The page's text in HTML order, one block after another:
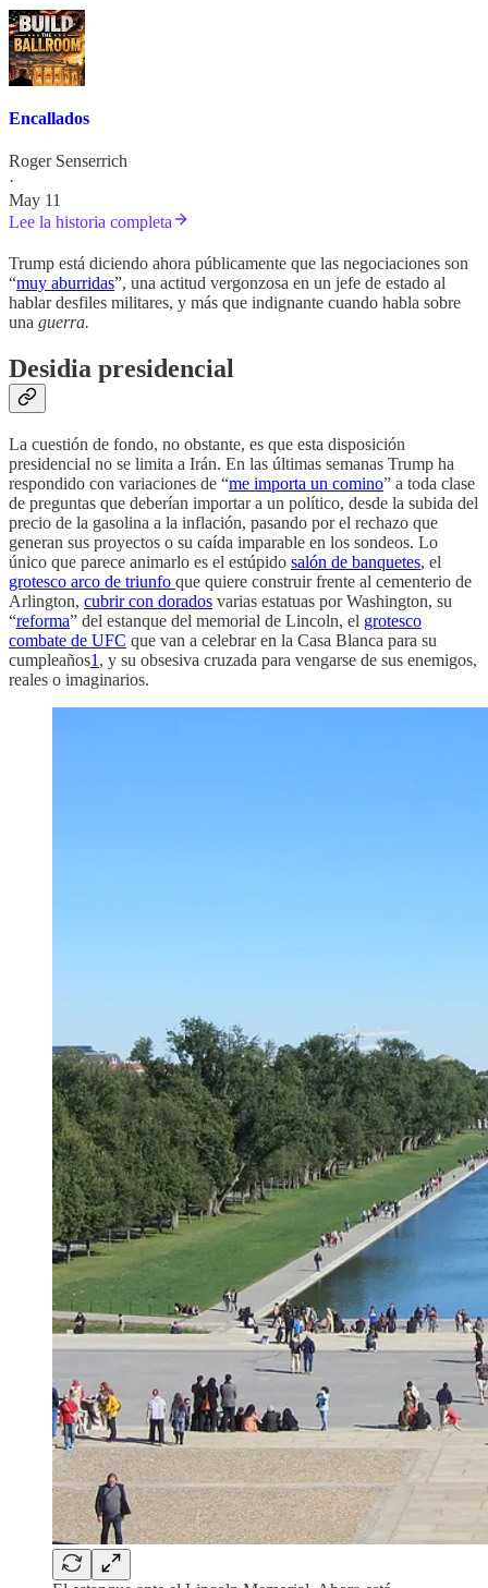
Encallados
Roger Senserrich
·
May 11
Lee la historia completa
Trump está diciendo ahora públicamente que las negociaciones son
“muy aburridas”, una actitud vergonzosa en un jefe de estado al
hablar desfiles militares, y más que indignante cuando habla sobre
una guerra.
Desidia presidencial
La cuestión de fondo, no obstante, es que esta disposición
presidencial no se limita a Irán. En las últimas semanas Trump ha
respondido con variaciones de “me importa un comino” a toda clase
de preguntas que deberían importar a un político, desde la subida del
precio de la gasolina a la inflación, pasando por el rechazo que
generan sus proyectos o su caída imparable en los sondeos. Lo
único que parece animarlo es el estúpido salón de banquetes, el
grotesco arco de triunfo que quiere construir frente al cementerio de
Arlington, cubrir con dorados varias estatuas por Washington, su
“reforma” del estanque del memorial de Lincoln, el grotesco
combate de UFC que van a celebrar en la Casa Blanca para su
cumpleaños1 , y su obsesiva cruzada para vengarse de sus enemigos,
reales o imaginarios.